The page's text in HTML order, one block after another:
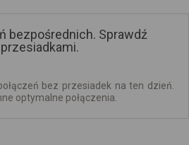
bezpośrednich. Sprawdź
bez przesiadek na ten dzień.
optymalne połączenia.